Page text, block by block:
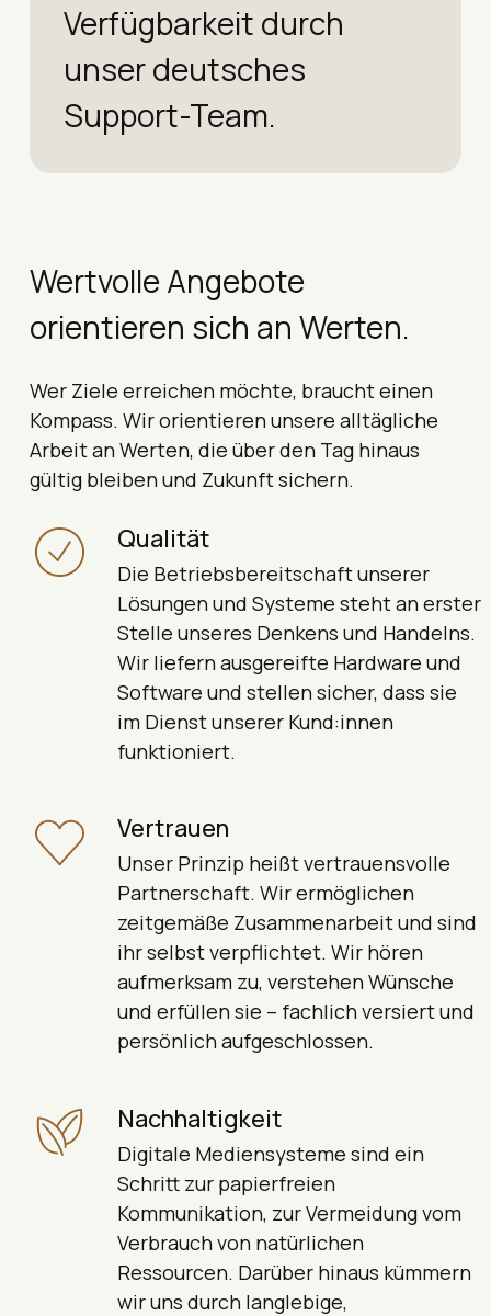
Verfügbarkeit durch
unser deutsches
Support-Team.
Wertvolle Angebote
orientieren sich an Werten.
Wer Ziele erreichen möchte, braucht einen
Kompass. Wir orientieren unsere alltägliche
Arbeit an Werten, die über den Tag hinaus
gültig bleiben und Zukunft sichern.
Qualität
Die Betriebsbereitschaft unserer
Lösungen und Systeme steht an erster
Stelle unseres Denkens und Handelns.
Wir liefern ausgereifte Hardware und
Software und stellen sicher, dass sie
im Dienst unserer Kund:innen
funktioniert.
Vertrauen
Unser Prinzip heißt vertrauensvolle
Partnerschaft. Wir ermöglichen
zeitgemäße Zusammenarbeit und sind
ihr selbst verpflichtet. Wir hören
aufmerksam zu, verstehen Wünsche
und erfüllen sie – fachlich versiert und
persönlich aufgeschlossen.
Nachhaltigkeit
Digitale Mediensysteme sind ein
Schritt zur papierfreien
Kommunikation, zur Vermeidung vom
Verbrauch von natürlichen
Ressourcen. Darüber hinaus kümmern
wir uns durch langlebige,